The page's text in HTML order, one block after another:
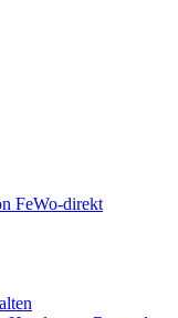
FeWo-direkt